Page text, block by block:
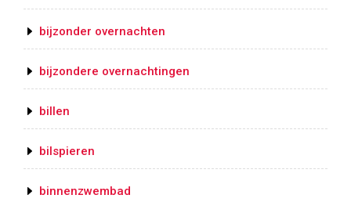
bijzonder overnachten
bijzondere overnachtingen
billen
bilspieren
binnenzwembad